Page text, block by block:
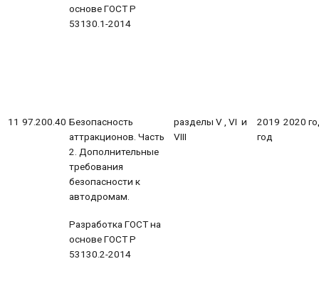
основе ГОСТ Р
53130.1-2014
11 97.200.40 Безопасность
аттракционов. Часть
2. Дополнительные
требования
безопасности к
автодромам.
Разработка ГОСТ на
основе ГОСТ Р
53130.2-2014
разделы V , VI и
VIII
2019
год
2020